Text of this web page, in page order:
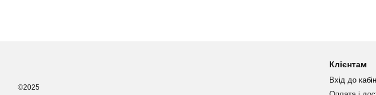
©2025
Клієнтам
Вхід до